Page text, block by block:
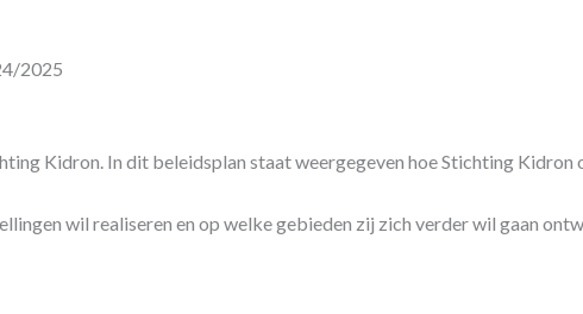
2025
Kidron. In dit beleidsplan staat weergegeven hoe Stichting Kidron
wil realiseren en op welke gebieden zij zich verder wil gaan